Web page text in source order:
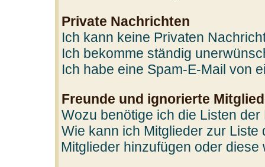
Private Nachrichten
Ich kann keine Privaten
Ich bekomme ständig
Ich habe eine Spam-E-Mail von
Freunde und ignorierte
Wozu benötige ich die Listen
Wie kann ich Mitglieder zur
Mitglieder hinzufügen oder